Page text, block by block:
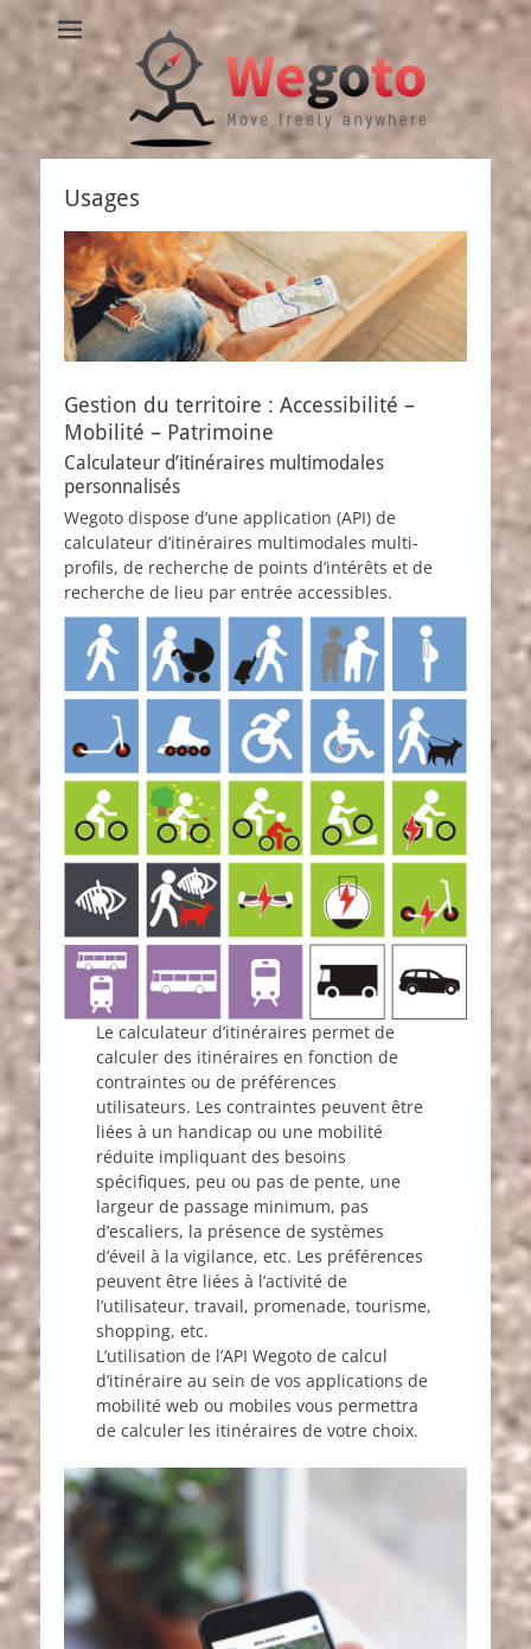
Wegoto
Move freely anywhere
Usages
Gestion du territoire : Accessibilité –
Mobilité – Patrimoine
Calculateur d’itinéraires multimodales
personnalisés
Wegoto dispose d’une application (API) de
calculateur d’itinéraires multimodales multi-
profils, de recherche de points d’intérêts et de
recherche de lieu par entrée accessibles.
Le calculateur d’itinéraires permet de
calculer des itinéraires en fonction de
contraintes ou de préférences
utilisateurs. Les contraintes peuvent être
liées à un handicap ou une mobilité
réduite impliquant des besoins
spécifiques, peu ou pas de pente, une
largeur de passage minimum, pas
d’escaliers, la présence de systèmes
d’éveil à la vigilance, etc. Les préférences
peuvent être liées à l’activité de
l’utilisateur, travail, promenade, tourisme,
shopping, etc.
L’utilisation de l’API Wegoto de calcul
d’itinéraire au sein de vos applications de
mobilité web ou mobiles vous permettra
de calculer les itinéraires de votre choix.